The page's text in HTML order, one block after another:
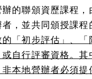
的聯頒資歷課程，
，並共同頒授課程
「初步評估」、「
自行評審資格。其
本地營辦者必須提